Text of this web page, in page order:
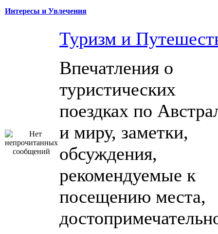
Интересы и Увлечения
Туризм и
Впечатления о
туристических
поездках по
и миру, заметки,
обсуждения,
рекомендуемые к
посещению места,